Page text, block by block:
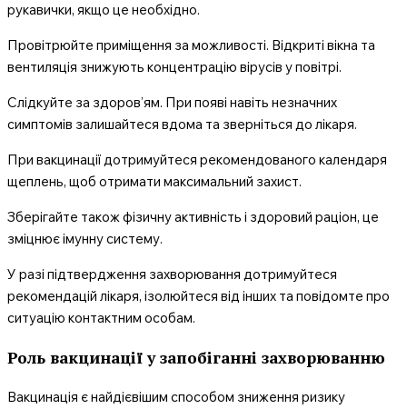
рукавички, якщо це необхідно.
Провітрюйте приміщення за можливості. Відкриті вікна та
вентиляція знижують концентрацію вірусів у повітрі.
Слідкуйте за здоров’ям. При появі навіть незначних
симптомів залишайтеся вдома та зверніться до лікаря.
При вакцинації дотримуйтеся рекомендованого календаря
щеплень, щоб отримати максимальний захист.
Зберігайте також фізичну активність і здоровий раціон, це
зміцнює імунну систему.
У разі підтвердження захворювання дотримуйтеся
рекомендацій лікаря, ізолюйтеся від інших та повідомте про
ситуацію контактним особам.
Роль вакцинації у запобіганні захворюванню
Вакцинація є найдієвішим способом зниження ризику